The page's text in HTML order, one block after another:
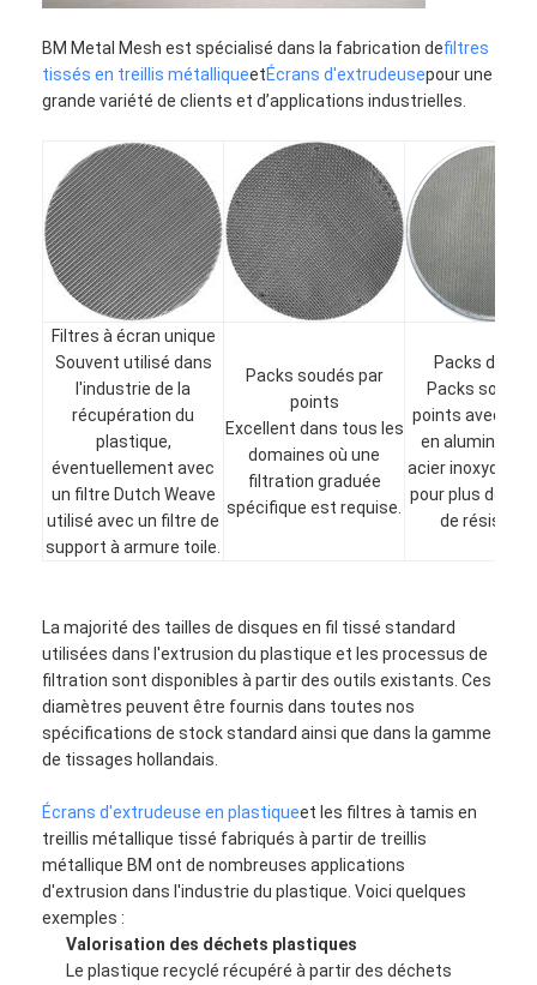
BM Metal Mesh est spécialisé dans la fabrication defiltres
tissés en treillis métalliqueetÉcrans d'extrudeusepour une
grande variété de clients et d’applications industrielles.
Filtres à écran unique
Souvent utilisé dans
l'industrie de la
récupération du
plastique,
éventuellement avec
un filtre Dutch Weave
utilisé avec un filtre de
support à armure toile.
Packs soudés par
points
Excellent dans tous les
domaines où une
filtration graduée
spécifique est requise.
Packs de
Packs
points avec un
en aluminium
acier inoxydable
pour plus de
de
La majorité des tailles de disques en fil tissé standard
utilisées dans l'extrusion du plastique et les processus de
filtration sont disponibles à partir des outils existants. Ces
diamètres peuvent être fournis dans toutes nos
spécifications de stock standard ainsi que dans la gamme
de tissages hollandais.
Écrans d'extrudeuse en plastiqueet les filtres à tamis en
treillis métallique tissé fabriqués à partir de treillis
métallique BM ont de nombreuses applications
d'extrusion dans l'industrie du plastique. Voici quelques
exemples :
Valorisation des déchets plastiques
Le plastique recyclé récupéré à partir des déchets